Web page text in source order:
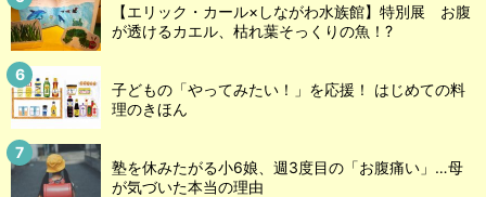
【エリック・カール×しながわ水族館】特別展 お腹
が透けるカエル、枯れ葉そっくりの魚！?
子どもの「やってみたい！」を応援！ はじめての料
理のきほん
塾を休みたがる小6娘、週3度目の「お腹痛い」…母
が気づいた本当の理由